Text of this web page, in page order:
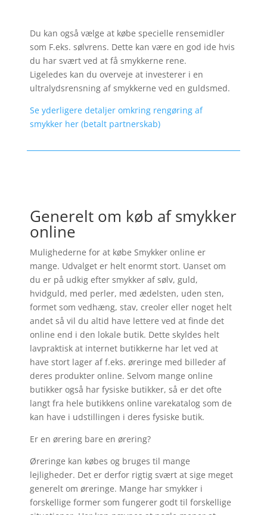
Du kan også vælge at købe specielle rensemidler
som F.eks. sølvrens. Dette kan være en god ide hvis
du har svært ved at få smykkerne rene.
Ligeledes kan du overveje at investerer i en
ultralydsrensning af smykkerne ved en guldsmed.
Se yderligere detaljer omkring rengøring af
smykker her (betalt partnerskab)
Generelt om køb af smykker
online
Mulighederne for at købe Smykker online er
mange. Udvalget er helt enormt stort. Uanset om
du er på udkig efter smykker af sølv, guld,
hvidguld, med perler, med ædelsten, uden sten,
formet som vedhæng, stav, creoler eller noget helt
andet så vil du altid have lettere ved at finde det
online end i den lokale butik. Dette skyldes helt
lavpraktisk at internet butikkerne har let ved at
have stort lager af f.eks. øreringe med billeder af
deres produkter online. Selvom mange online
butikker også har fysiske butikker, så er det ofte
langt fra hele butikkens online varekatalog som de
kan have i udstillingen i deres fysiske butik.
Er en ørering bare en ørering?
Øreringe kan købes og bruges til mange
lejligheder. Det er derfor rigtig svært at sige meget
generelt om øreringe. Mange har smykker i
forskellige former som fungerer godt til forskellige